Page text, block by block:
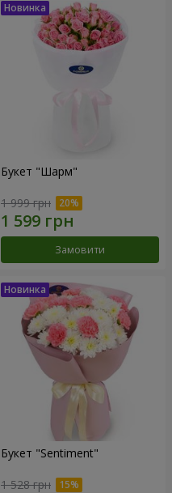
Букет "Шарм"
1 999 грн
Замовити
Букет "Sentiment"
1 528 грн